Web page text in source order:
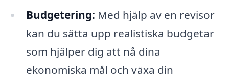
Budgetering: Med hjälp av en revisor
kan du sätta upp realistiska budgetar
som hjälper dig att nå dina
ekonomiska mål och växa din